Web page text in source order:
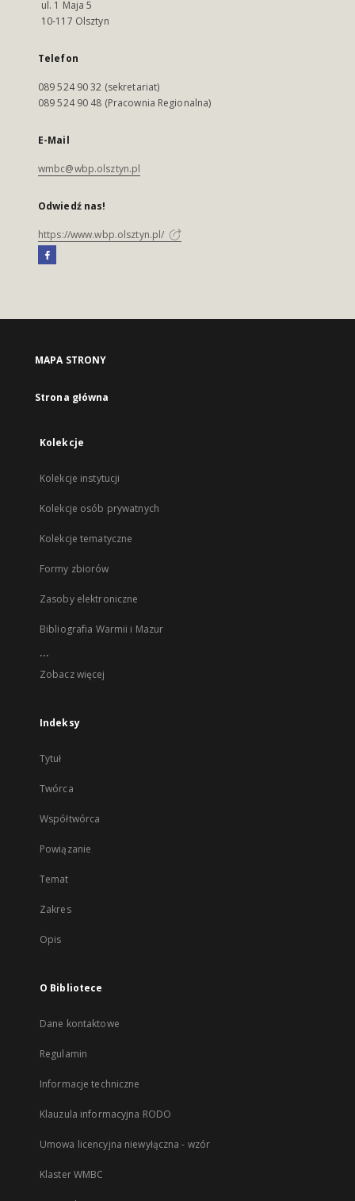
ul. 1 Maja 5
10-117 Olsztyn
Telefon
089 524 90 32 (sekretariat)
089 524 90 48 (Pracownia Regionalna)
E-Mail
wmbc@wbp.olsztyn.pl
Odwiedź nas!
https://www.wbp.olsztyn.pl/
MAPA STRONY
Strona główna
Kolekcje
Kolekcje instytucji
Kolekcje osób prywatnych
Kolekcje tematyczne
Formy zbiorów
Zasoby elektroniczne
Bibliografia Warmii i Mazur
...
Zobacz więcej
Indeksy
Tytuł
Twórca
Współtwórca
Powiązanie
Temat
Zakres
Opis
O Bibliotece
Dane kontaktowe
Regulamin
Informacje techniczne
Klauzula informacyjna RODO
Umowa licencyjna niewyłączna - wzór
Klaster WMBC